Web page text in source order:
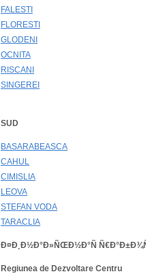
FALESTI
FLORESTI
GLODENI
OCNITA
RISCANI
SINGEREI
SUD
BASARABEASCA
CAHUL
CIMISLIA
LEOVA
STEFAN VODA
TARACLIA
Ð¤Ð¸Ð½Ð°Ð»ÑŒÐ½Ð°Ñ
Regiunea de Dezvoltare Centru